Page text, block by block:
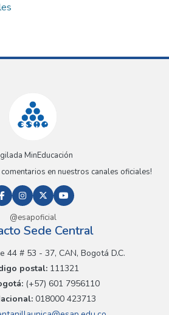
MinEducación
comentarios en nuestros canales oficiales!
@esapoficial
Sede Central
44 # 53 - 37, CAN, Bogotá D.C.
postal: 111321
(+57) 601 7956110
018000 423713